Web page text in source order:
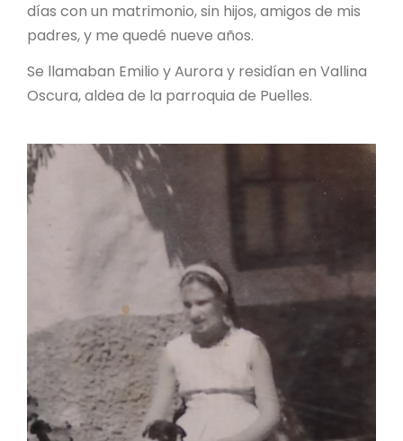
días con un matrimonio, sin hijos, amigos de mis
padres, y me quedé nueve años.
Se llamaban Emilio y Aurora y residían en Vallina
Oscura, aldea de la parroquia de Puelles.